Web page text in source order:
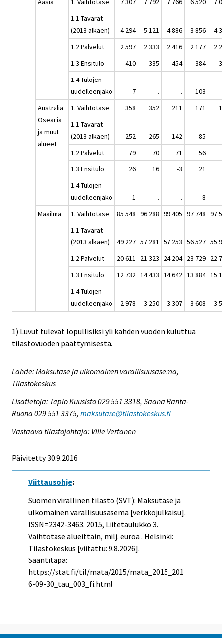
Aasia 1. Vaihtotase 7 307 7 792 7 766 6 520
7
1.1 Tavarat
(2013 alkaen)
4 294 5 121 4 886 3 856
4
1.2 Palvelut
2 597 2 333 2 416 2 177
2
1.3 Ensitulo
410 335 454 384
1.4 Tulojen
uudelleenjako
7 . .
103
Australia
Oseania
ja muut
alueet
1. Vaihtotase 358 352 211 171
1.1 Tavarat
(2013 alkaen)
252 265 142
85
1.2 Palvelut
79 70 71
56
1.3 Ensitulo
26 16 -3
21
1.4 Tulojen
uudelleenjako
1 . .
8
Maailma
1. Vaihtotase 85 548 96 288 99 405 97 748 97
1.1 Tavarat
(2013 alkaen)
49 227 57 281 57 253 56 527 55
1.2 Palvelut
20 611 21 323 24 204 23 729 22
1.3 Ensitulo
12 732 14 433 14 642 13 884 15
1.4 Tulojen
uudelleenjako
2 978 3 250 3 307 3 608 3
1) Luvut tulevat lopullisiksi yli kahden vuoden kuluttua
tilastovuoden päättymisestä.
Lähde: Maksutase ja ulkomainen varallisuusasema,
Tilastokeskus
Lisätietoja: Tapio Kuusisto 029 551 3318, Saana Ranta-
Ruona 029 551 3375, maksutase@tilastokeskus.fi
Vastaava tilastojohtaja: Ville Vertanen
Päivitetty 30.9.2016
Viittausohje:
Suomen virallinen tilasto (SVT): Maksutase ja
ulkomainen varallisuusasema [verkkojulkaisu].
ISSN=2342-3463. 2015, Liitetaulukko 3.
Vaihtotase alueittain, milj. euroa . Helsinki:
Tilastokeskus [viitattu: 9.8.2026].
Saantitapa:
https://stat.fi/til/mata/2015/mata_2015_201
6-09-30_tau_003_fi.html